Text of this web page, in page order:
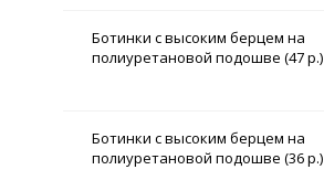
Ботинки с высоким берцем на
полиуретановой подошве (47 р.)
Ботинки с высоким берцем на
полиуретановой подошве (36 р.)